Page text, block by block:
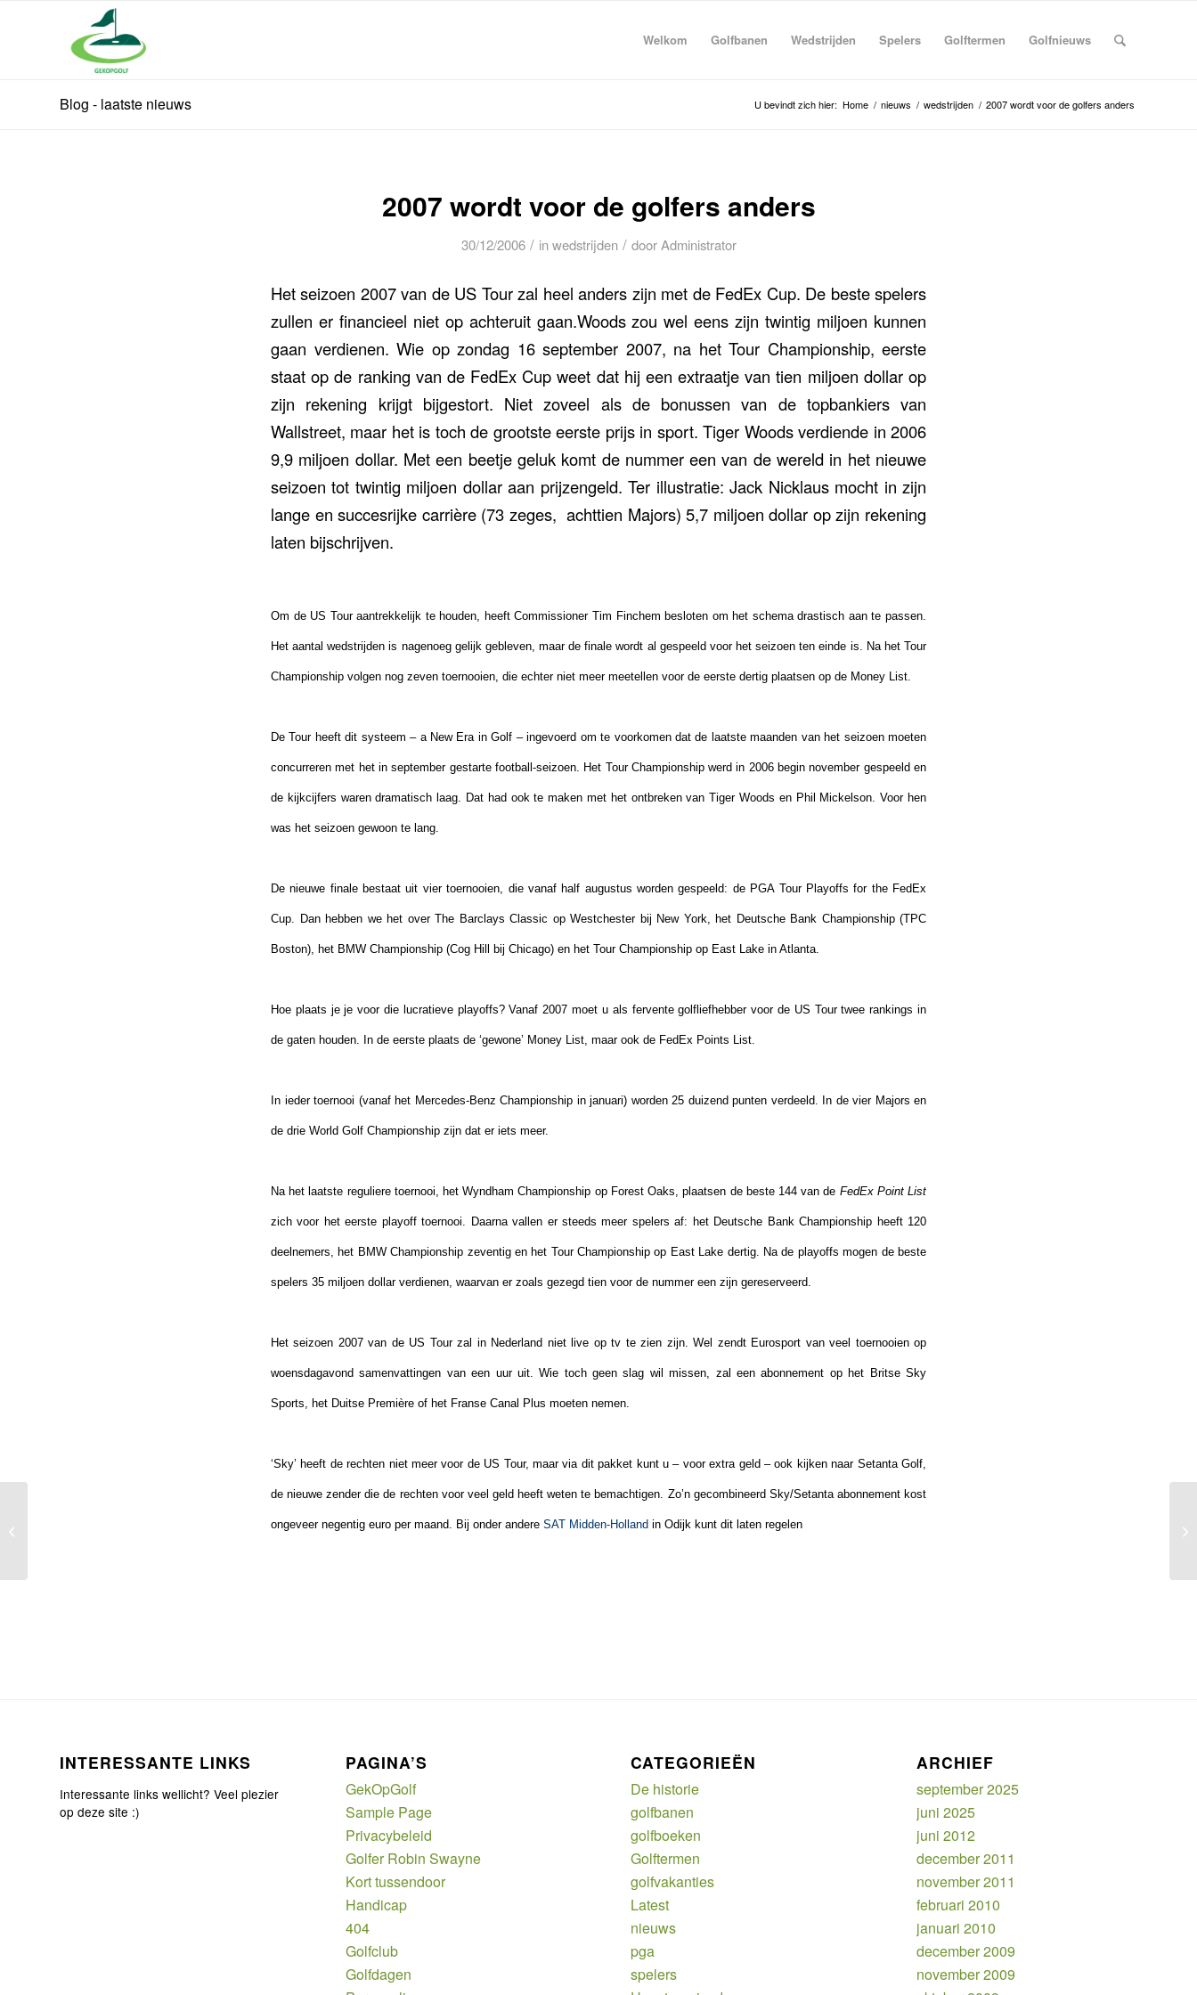
Welkom Golfbanen Wedstrijden Spelers Golftermen Golfnieuws
Blog - laatste nieuws U bevindt zich hier: Home / nieuws / wedstrijden / 2007 wordt voor de golfers anders
2007 wordt voor de golfers anders
30/12/2006 / inwedstrijden / door Administrator
Het seizoen 2007 van de US Tour zal heel anders zijn met de FedEx Cup. De beste spelers
zullen er financieel niet op achteruit gaan.Woods zou wel eens zijn twintig miljoen kunnen
gaan verdienen. Wie op zondag 16 september 2007, na het Tour Championship, eerste
staat op de ranking van de FedEx Cup weet dat hij een extraatje van tien miljoen dollar op
zijn rekening krijgt bijgestort. Niet zoveel als de bonussen van de topbankiers van
Wallstreet, maar het is toch de grootste eerste prijs in sport. Tiger Woods verdiende in 2006
9,9 miljoen dollar. Met een beetje geluk komt de nummer een van de wereld in het nieuwe
seizoen tot twintig miljoen dollar aan prijzengeld. Ter illustratie: Jack Nicklaus mocht in zijn
lange en succesrijke carrière (73 zeges, achttien Majors) 5,7 miljoen dollar op zijn rekening
laten bijschrijven.
Om de US Tour aantrekkelijk te houden, heeftCommissionerTim Finchem besloten om het schema drastisch aan te passen.
Het aantal wedstrijden is nagenoeg gelijk gebleven, maar de finale wordt al gespeeld voor het seizoen ten einde is. Na het Tour
Championship volgen nog zeven toernooien, die echter niet meer meetellen voor de eerste dertig plaatsen op de Money List.
De Tour heeft dit systeem – a New Era in Golf – ingevoerd om te voorkomen dat de laatste maanden van het seizoen moeten
concurreren met het in september gestarte football-seizoen. Het Tour Championship werd in 2006 begin november gespeeld en
de kijkcijfers waren dramatisch laag. Dat had ook te maken met het ontbreken van Tiger Woods en Phil Mickelson. Voor hen
was het seizoen gewoon te lang.
De nieuwe finale bestaat uit vier toernooien, die vanaf half augustus worden gespeeld: de PGA Tour Playoffs for the FedEx
Cup. Dan hebben we het over The Barclays Classic op Westchester bij New York, het Deutsche Bank Championship (TPC
Boston), het BMW Championship (Cog Hill bij Chicago) en het Tour Championship op East Lake in Atlanta.
Hoe plaats je je voor die lucratieve playoffs? Vanaf 2007 moet u als fervente golfliefhebber voor de US Tour twee rankings in
de gaten houden. In de eerste plaats de ‘gewone’ Money List, maar ook de FedEx Points List.
In ieder toernooi (vanaf het Mercedes-Benz Championship in januari) worden 25 duizend punten verdeeld. In de vier Majors en
de drie World Golf Championship zijn dat er iets meer.
Na het laatste reguliere toernooi, het Wyndham Championship op Forest Oaks, plaatsen de beste 144 van de FedEx Point List
zich voor het eerste playoff toernooi. Daarna vallen er steeds meer spelers af: het Deutsche Bank Championship heeft 120
deelnemers, het BMW Championship zeventig en het Tour Championship op East Lake dertig. Na de playoffs mogen de beste
spelers 35 miljoen dollar verdienen, waarvan er zoals gezegd tien voor de nummer een zijn gereserveerd.
Het seizoen 2007 van de US Tour zal in Nederland niet live op tv te zien zijn. Wel zendt Eurosport van veel toernooien op
woensdagavond samenvattingen van een uur uit. Wie toch geen slag wil missen, zal een abonnement op het Britse Sky
Sports, het Duitse Première of het Franse Canal Plus moeten nemen.
‘Sky’ heeft de rechten niet meer voor de US Tour, maar via dit pakket kunt u – voor extra geld – ook kijken naar Setanta Golf,
de nieuwe zender die de rechten voor veel geld heeft weten te bemachtigen. Zo’n gecombineerd Sky/Setanta abonnement kost
ongeveer negentig euro per maand. Bij onder andere SAT Midden-Holland in Odijk kunt dit laten regelen
INTERESSANTE LINKS
Interessante links wellicht? Veel plezier
op deze site :)
PAGINA’S
GekOpGolf
Sample Page
Privacybeleid
Golfer Robin Swayne
Kort tussendoor
Handicap
404
Golfclub
Golfdagen
CATEGORIEËN
De historie
golfbanen
golfboeken
Golftermen
golfvakanties
Latest
nieuws
pga
spelers
ARCHIEF
september 2025
juni 2025
juni 2012
december 2011
november 2011
februari 2010
januari 2010
december 2009
november 2009